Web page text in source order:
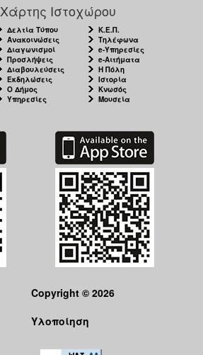
Χάρτης Ιστοχώρου
Δελτία Τύπου
Ανακοινώσεις
Διαγωνισμοί
Προσλήψεις
Διαβουλεύσεις
Εκδηλώσεις
Ο Δήμος
Υπηρεσίες
Κ.Ε.Π.
Τηλέφωνα
e-Υπηρεσίες
e-Αιτήματα
Η Πόλη
Ιστορία
Κνωσός
Μουσεία
Copyright © 2026
Υλοποίηση